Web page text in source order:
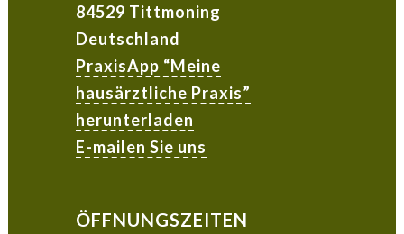
84529 Tittmoning
Deutschland
PraxisApp “Meine
hausärztliche Praxis”
herunterladen
E-mailen Sie uns
ÖFFNUNGSZEITEN